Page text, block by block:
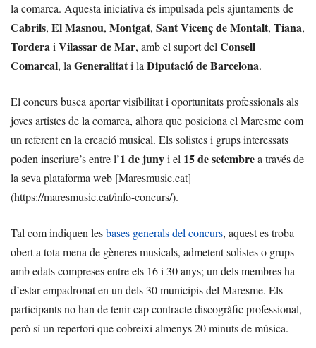
la comarca. Aquesta iniciativa és impulsada pels ajuntaments de
Cabrils, El Masnou, Montgat, Sant Vicenç de Montalt, Tiana,
Torderai Vilassar de Mar, amb el suport del Consell
Comarcal, la Generalitati la Diputació de Barcelona.
El concurs busca aportar visibilitat i oportunitats professionals als
joves artistes de la comarca, alhora que posiciona el Maresme com
un referent en la creació musical. Els solistes i grups interessats
poden inscriure’s entre l’1 de junyi el 15 de setembrea través de
la seva plataforma web [Maresmusic.cat]
(https://maresmusic.cat/info-concurs/).
Tal com indiquen lesbases generals del concurs, aquest es troba
obert a tota mena de gèneres musicals, admetent solistes o grups
amb edats compreses entre els 16 i 30 anys; un dels membres ha
d’estar empadronat en un dels 30 municipis del Maresme. Els
participants no han de tenir cap contracte discogràfic professional,
però sí un repertori que cobreixi almenys 20 minuts de música.